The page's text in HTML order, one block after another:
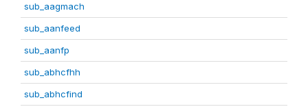
sub_aagmach
sub_aanfeed
sub_aanfp
sub_abhcfhh
sub_abhcfind